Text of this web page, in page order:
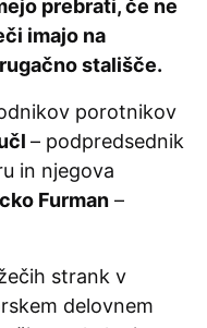
prebrati, če ne
imajo na
stališče.
porotnikov
– podpredsednik
in njegova
Furman –
strank v
delovnem